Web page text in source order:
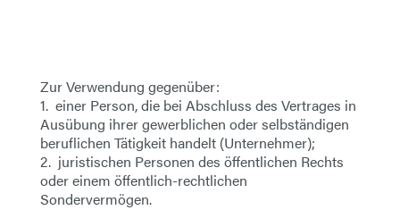
Nom de l'entreprise
E-Mail
Adresse
Zur Verwendung gegenüber:
1. einer Person, die bei Abschluss des Vertrages in
Ausübung ihrer gewerblichen oder selbständigen
beruflichen Tätigkeit handelt (Unternehmer);
2. juristischen Personen des öffentlichen Rechts
oder einem öffentlich-rechtlichen
Sondervermögen.